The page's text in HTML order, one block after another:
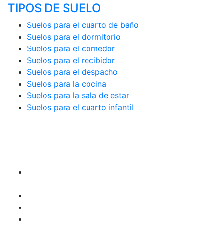
TIPOS DE SUELO
Suelos para el cuarto de baño
Suelos para el dormitorio
Suelos para el comedor
Suelos para el recibidor
Suelos para el despacho
Suelos para la cocina
Suelos para la sala de estar
Suelos para el cuarto infantil